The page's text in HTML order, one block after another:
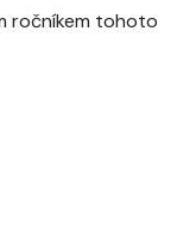
ročníkem tohoto